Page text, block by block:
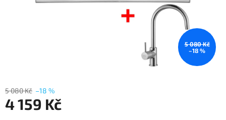
5 080 Kč
–18 %
5 080 Kč –18 %
4 159 Kč